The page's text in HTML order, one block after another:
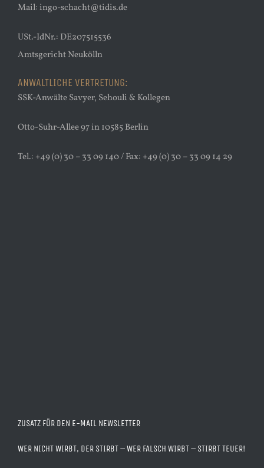
Mail: ingo-schacht@tidis.de
USt.-IdNr.: DE207515536
Amtsgericht Neukölln
ANWALTLICHE VERTRETUNG:
SSK-Anwälte Savyer, Sehouli & Kollegen
Otto-Suhr-Allee 97 in 10585 Berlin
Tel.: +49 (0) 30 – 33 09 140 / Fax: +49 (0) 30 – 33 09 14 29
ZUSATZ FÜR DEN E-MAIL NEWSLETTER
WER NICHT WIRBT, DER STIRBT – WER FALSCH WIRBT – STIRBT TEUER!